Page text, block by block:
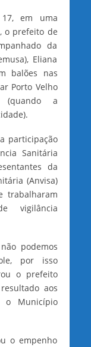
em uma
o prefeito de
da
Eliana
balões nas
Porto Velho
(quando a
participação
Sanitária
da
(Anvisa)
trabalharam
vigilância
podemos
por isso
o prefeito
aos
o Município
o empenho